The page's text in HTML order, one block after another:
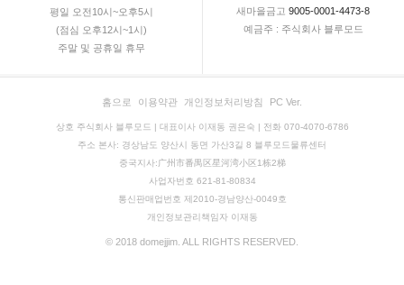
평일 오전10시~오후5시
(점심 오후12시~1시)
주말 및 공휴일 휴무
새마을금고 9005-0001-4473-8
예금주 : 주식회사 블루모드
홈으로 이용약관 개인정보처리방침 PC Ver.
상호 주식회사 블루모드 | 대표이사 이재동 권은숙 | 전화 070-4070-6786
주소 본사: 경상남도 양산시 동면 가산3길 8 블루모드물류센터
중국지사:广州市番禺区星河湾小区1栋2梯
사업자번호 621-81-80834
통신판매업번호 제2010-경남양산-0049호
개인정보관리책임자 이재동
© 2018 domejjim. ALL RIGHTS RESERVED.